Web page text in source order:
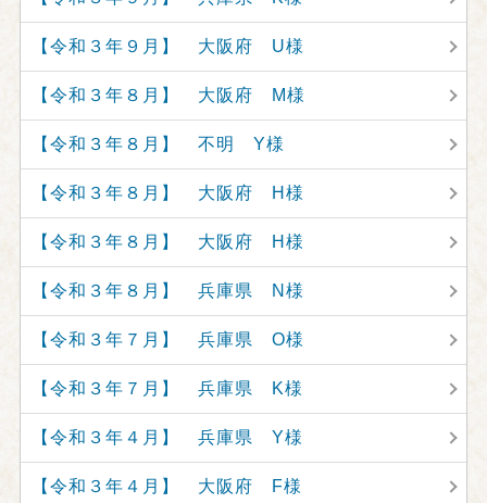
【令和３年９月】 大阪府 U様
【令和３年８月】 大阪府 M様
【令和３年８月】 不明 Y様
【令和３年８月】 大阪府 H様
【令和３年８月】 大阪府 H様
【令和３年８月】 兵庫県 N様
【令和３年７月】 兵庫県 O様
【令和３年７月】 兵庫県 K様
【令和３年４月】 兵庫県 Y様
【令和３年４月】 大阪府 F様